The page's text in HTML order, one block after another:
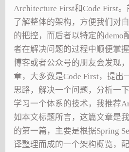
Architecture First和Code First
了解整体的架构，方便我们对
的把控，而后者以特定的demo
者在解决问题的过程中顺便掌
博客或者公众号的朋友会发现
章，大多数是Code First，提出
思路，解决一个问题，分析一
学习一个体系的技术，我推荐
如本文标题所言，这篇文章是
的第一篇，主要是根据Spring
译整理而成的一个架构概览，